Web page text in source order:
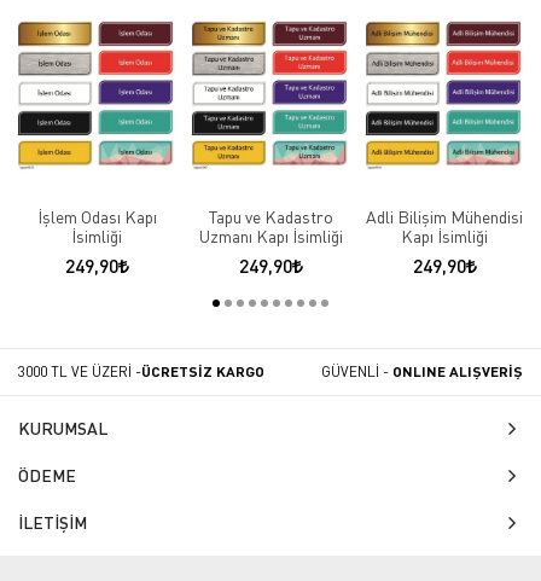
İşlem Odası Kapı
İsimliği
249,90
Tapu ve Kadastro
Uzmanı Kapı İsimliği
249,90
Adli Bilişim Mühendisi
Kapı İsimliği
249,90
3000 TL VE ÜZERİ -ÜCRETSİZ KARGO GÜVENLİ - ONLINE ALIŞVERİŞ
KURUMSAL
ÖDEME
İLETİŞİM